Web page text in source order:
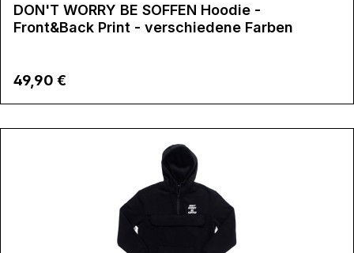
DON'T WORRY BE SOFFEN Hoodie -
Front&Back Print - verschiedene Farben
Regulärer Preis:
49,90 €